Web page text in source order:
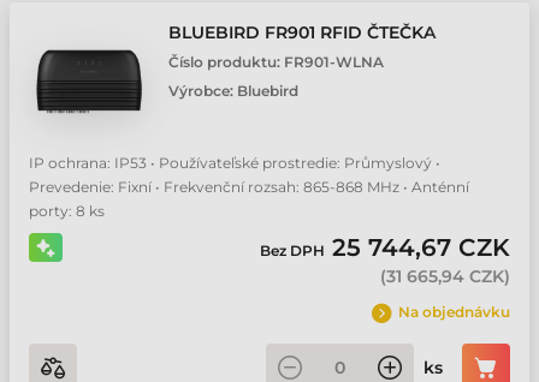
BLUEBIRD FR901 RFID ČTEČKA
Číslo produktu: FR901-WLNA
Výrobce: Bluebird
IP ochrana: IP53 • Používateľské prostredie: Průmyslový •
Prevedenie: Fixní • Frekvenční rozsah: 865-868 MHz • Anténní
porty: 8 ks
Bez DPH 25 744,67 CZK
(31 665,94 CZK)
Na objednávku
ks